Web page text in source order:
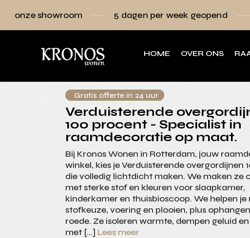
5 dagen per week geopend
HOME OVER ONS
Gratis offerte in 24 uur
Verduisterende
100 procent - Specialist in
raamdecoratie op maat.
Bij Kronos Wonen in Rotterdam, jouw
winkel, kies je Verduisterende overgordijnen
die volledig lichtdicht maken. We maken ze
met sterke stof en kleuren voor slaapkamer,
kinderkamer en thuisbioscoop. We helpen je
stofkeuze, voering en plooien, plus
roede. Ze isoleren warmte, dempen geluid
met […] Lees meer